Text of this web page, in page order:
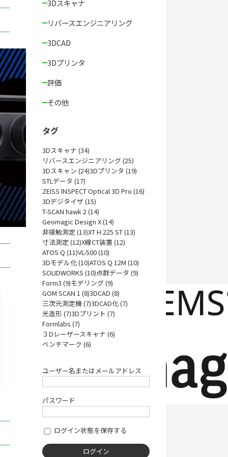
3Dスキャナ
リバースエンジニアリング
3DCAD
3Dプリンタ
評価
その他
タグ
3Dスキャナ (34)
リバースエンジニアリング (25)
3Dスキャン (24)3Dプリンタ (19)
STLデータ (17)
ZEISS INSPECT Optical 3D Pro (16)
3Dデジタイザ (15)
T-SCAN hawk 2 (14)
Geomagic Design X (14)
非接触測定 (13)XT H 225 ST (13)
寸法測定 (12)X線CT装置 (12)
ATOS Q (11)VL-500 (10)
3Dモデル化 (10)ATOS Q 12M (10)
SOLIDWORKS (10)点群データ (9)
Form3 (9)モデリング (9)
GOM SCAN 1 (8)3DCAD (8)
三次元測定機 (7)3DCAD化 (7)
光造形 (7)3Dプリント (7)
Formlabs (7)
３Dレーザースキャナ (6)
ベンチマーク (6)
ユーザー名またはメールアドレス
パスワード
ログイン状態を保存する